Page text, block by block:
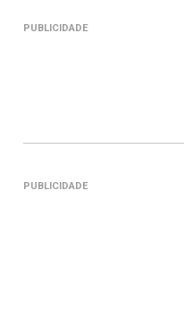
PUBLICIDADE
PUBLICIDADE